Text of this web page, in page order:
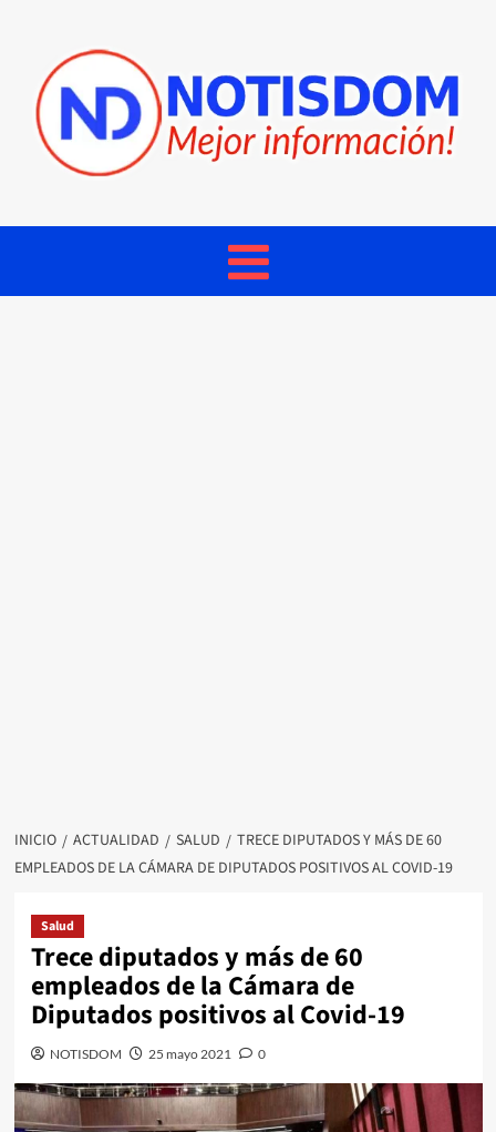
INICIO ACTUALIDAD SALUD
TRECE DIPUTADOS Y MÁS DE 60
EMPLEADOS DE LA CÁMARA DE DIPUTADOS POSITIVOS AL COVID-19
Salud
Trece diputados y más de 60
empleados de la Cámara de
Diputados positivos al Covid-19
NOTISDOM 25 mayo 2021 0